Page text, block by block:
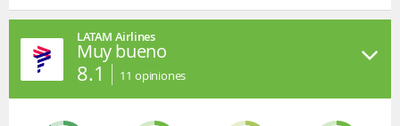
LATAM Airlines
Muy bueno
8.1 11 opiniones